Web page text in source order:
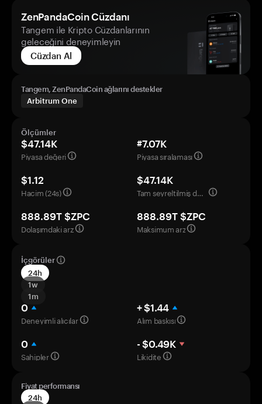
ZenPandaCoin Cüzdanı
Tangem ile Kripto Cüzdanlarının
geleceğini deneyimleyin
Cüzdan Al
Tangem, ZenPandaCoin ağlarını destekler
Arbitrum One
Ölçümler
$47.14K
Piyasa değeri
#7.07K
Piyasa sıralaması
$1.12
Hacim (24s)
$47.14K
Tam seyreltilmiş değerleme
888.89T $ZPC
Dolaşımdaki arz
888.89T $ZPC
Maksimum arz
İçgörüler
24h
1w
1m
0
Deneyimli alıcılar
+ $1.44
Alım baskısı
0
Sahipler
- $0.49K
Likidite
Fiyat performansı
24h